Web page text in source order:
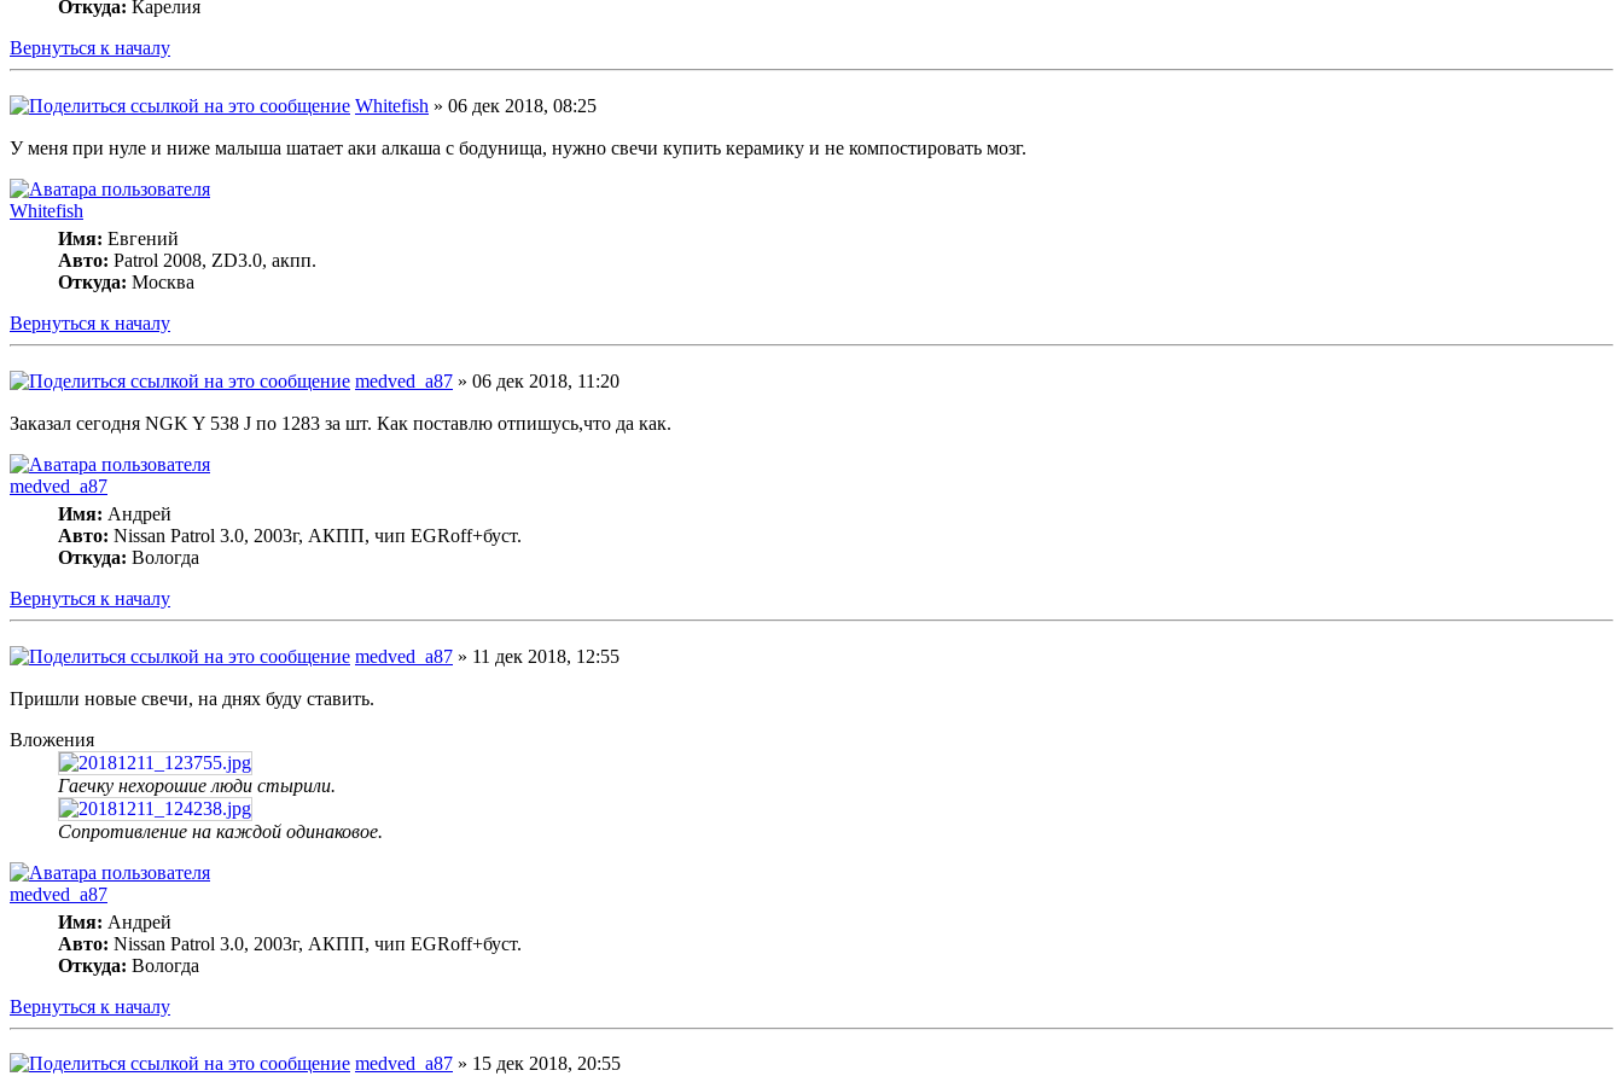
Откуда: Карелия
Вернуться к началу
Whitefish » 06 дек 2018, 08:25
У меня при нуле и ниже малыша шатает аки алкаша с бодунища, нужно свечи купить керамику и не компостировать мозг.
Whitefish
Имя: Евгений
Авто: Patrol 2008, ZD3.0, акпп.
Откуда: Москва
Вернуться к началу
medved_a87 » 06 дек 2018, 11:20
Заказал сегодня NGK Y 538 J по 1283 за шт. Как поставлю отпишусь,что да как.
medved_a87
Имя: Андрей
Авто: Nissan Patrol 3.0, 2003г, АКПП, чип EGRoff+буст.
Откуда: Вологда
Вернуться к началу
medved_a87 » 11 дек 2018, 12:55
Пришли новые свечи, на днях буду ставить.
Вложения
Гаечку нехорошие люди стырили.
Сопротивление на каждой одинаковое.
medved_a87
Имя: Андрей
Авто: Nissan Patrol 3.0, 2003г, АКПП, чип EGRoff+буст.
Откуда: Вологда
Вернуться к началу
medved_a87 » 15 дек 2018, 20:55